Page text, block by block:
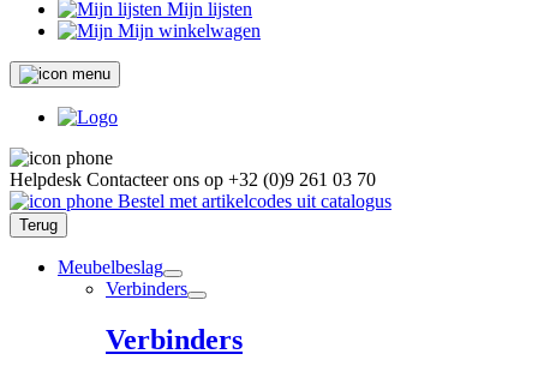
Mijn lijsten
Mijn winkelwagen
Helpdesk Contacteer ons op +32 (0)9 261 03 70
Bestel met artikelcodes uit catalogus
Terug
Meubelbeslag
Verbinders
Verbinders